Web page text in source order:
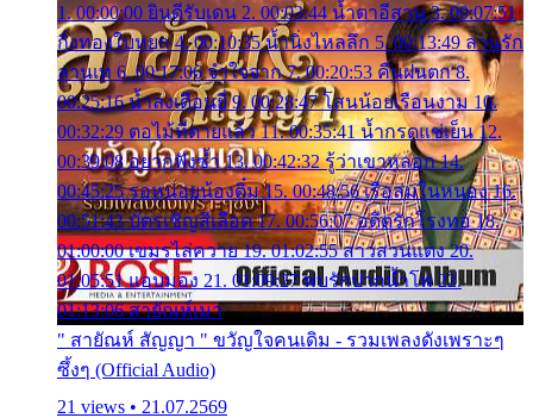
1. 00:00:00 ยินดีรับเดน 2. 00:03:44 น้ำตาอีสาน 3. 00:07:51
กิ่งทองใบหยก 4. 00:10:35 น้ำนิ่งไหลลึก 5. 00:13:49 ลานรัก
ลานเท 6. 00:17:06 จำใจจาก 7. 00:20:53 คืนฝนตก 8.
00:25:16 น้ำลงเดือนยี่ 9. 00:28:47 โสนน้อยเรือนงาม 10.
00:32:29 ตอไม้ที่ตายแล้ว 11. 00:35:41 น้ำกรดแช่เย็น 12.
00:39:08 อยากฟังซ้ำ 13. 00:42:32 รู้ว่าเขาหลอก 14.
00:45:25 รอหน่อยน้องติ๋ม 15. 00:48:56 เรือล่มในหนอง 16.
00:51:43 บัตรเชิญสีเลือด 17. 00:56:07 อดีตรักโรงทอ 18.
01:00:00 เขมรไล่ควาย 19. 01:02:55 สาวสวนแตง 20.
01:05:51 แอบมอง 21. 01:09:27 พบรักปากน้ำโพ 22.
01:13:06 สายัณห์เมา
" สายัณห์ สัญญา " ขวัญใจคนเดิม - รวมเพลงดังเพราะๆ
ซึ้งๆ (Official Audio)
21 views • 21.07.2569